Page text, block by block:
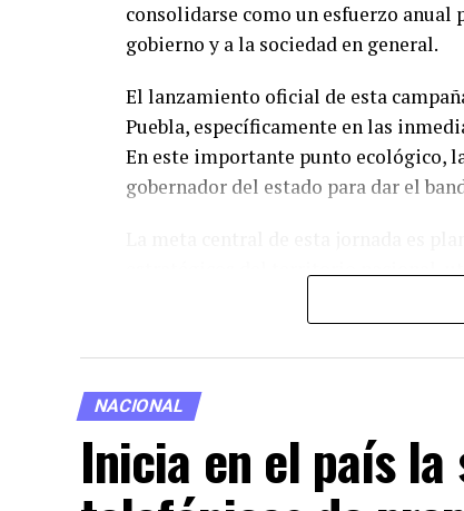
consolidarse como un esfuerzo anual
gobierno y a la sociedad en general.
El lanzamiento oficial de esta
Puebla, específicamente en las
En este importante punto ecológico,
gobernador del estado para dar el
estratégicos del territorio nacional,
como tecnologías avanzadas. Entre
especializados para la dispersión de
zonas de difícil acceso.
Por su parte, la Secretaría de Medio
el 70% del territorio mexicano cuenta
selvas, bosques, matorrales y
la estabilidad de los suelos dependen
NACIONAL
Inicia en el país la